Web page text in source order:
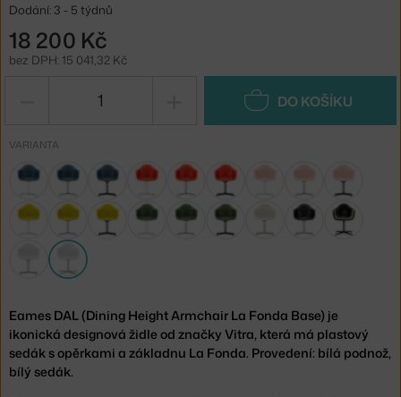
Dodání: 3 - 5 týdnů
18 200 Kč
bez DPH: 15 041,32 Kč
DO KOŠÍKU
VARIANTA
Eames DAL (Dining Height Armchair La Fonda Base) je
ikonická designová židle od značky Vitra, která má plastový
sedák s opěrkami a základnu La Fonda. Provedení: bílá podnož,
bílý sedák.